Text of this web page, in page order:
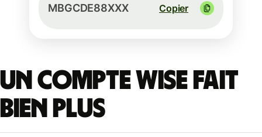
MBGCDE88XXX Copier
Un compte Wise fait
bien plus